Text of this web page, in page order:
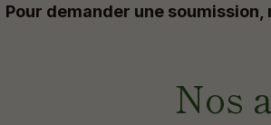
Pour demander une soumission,
Nos